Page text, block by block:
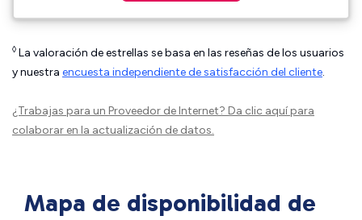
◊ La valoración de estrellas se basa en las reseñas de los usuarios
y nuestra encuesta independiente de satisfacción del cliente.
¿Trabajas para un Proveedor de Internet? Da clic aquípara
colaborar en la actualización de datos.
Mapa de disponibilidad de